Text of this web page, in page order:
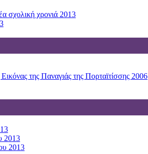
σχολική χρονιά 2013
της Παναγιάς της Πορταϊτίσσης 2006
2013
2013